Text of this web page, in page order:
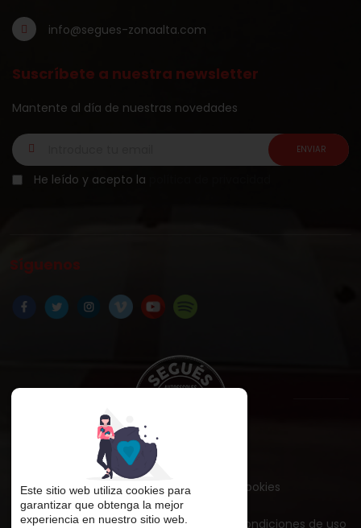
info@segues-zonaalta.com
Suscríbete a nuestra newsletter
Mantente al día de nuestras novedades
He leído y acepto la
Síguenos
Aviso legal Política de cookies
Política de privacidad Términos y condiciones de uso
Este sitio web utiliza cookies para
garantizar que obtenga la mejor
experiencia en nuestro sitio web.